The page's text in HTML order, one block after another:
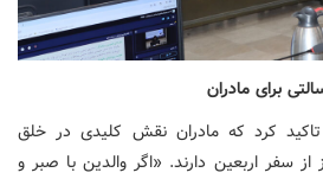
برای مادران
کرد که مادران نقش کلیدی در خلق
از سفر اربعین دارند. «اگر والدین با صبر و